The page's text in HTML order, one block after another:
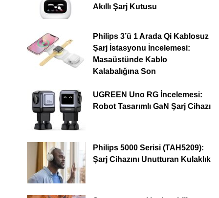
Akıllı Şarj Kutusu
Philips 3’ü 1 Arada Qi Kablosuz
Şarj İstasyonu İncelemesi:
Masaüstünde Kablo
Kalabalığına Son
UGREEN Uno RG İncelemesi:
Robot Tasarımlı GaN Şarj Cihazı
Philips 5000 Serisi (TAH5209):
Şarj Cihazını Unutturan Kulaklık